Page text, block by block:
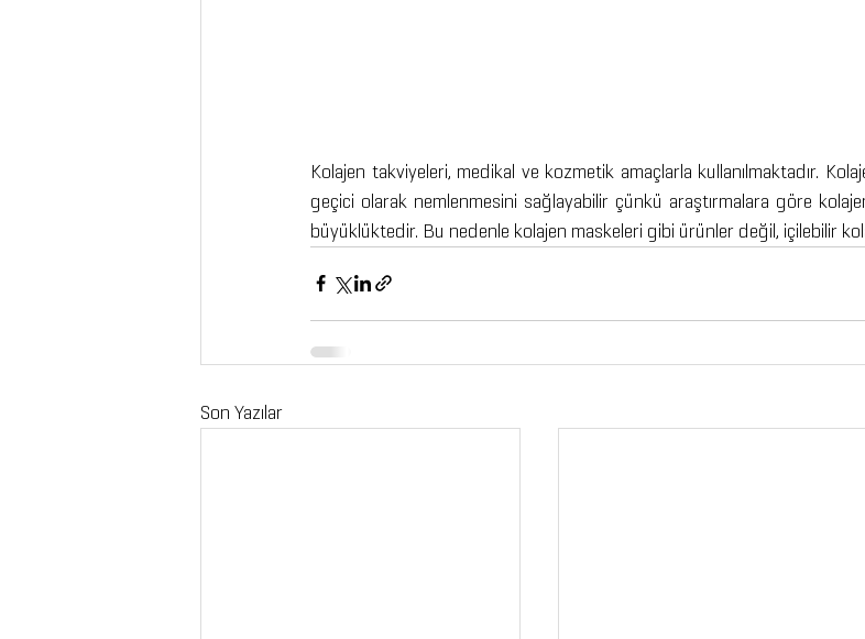
Kolajen takviyeleri, medikal ve kozmetik amaçlarla kullanılmaktadır.
geçici olarak nemlenmesini sağlayabilir çünkü araştırmalara göre
büyüklüktedir. Bu nedenle kolajen maskeleri gibi ürünler değil, içilebilir
Son Yazılar